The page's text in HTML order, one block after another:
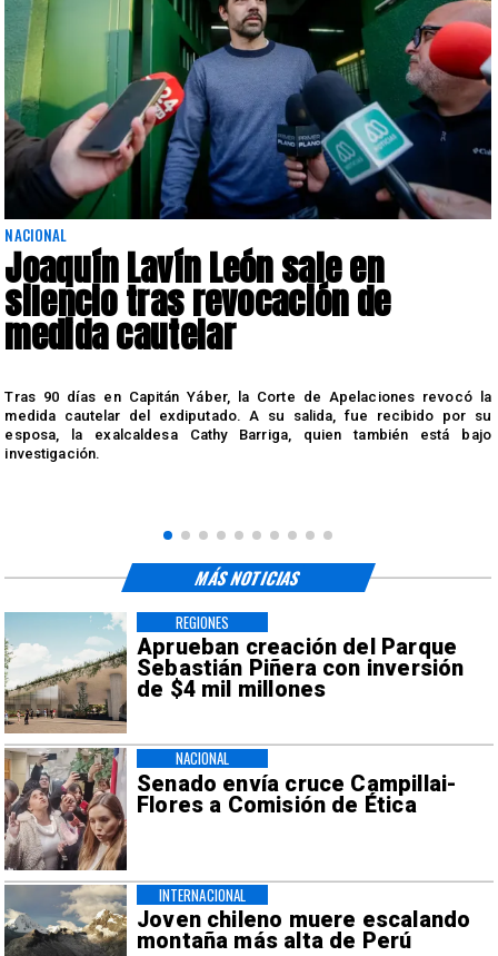
NACIONAL
Joaquín Lavín León sale en
silencio tras revocación de
medida cautelar
Tras 90 días en Capitán Yáber, la Corte de Apelaciones revocó la
medida cautelar del exdiputado. A su salida, fue recibido por su
esposa, la exalcaldesa Cathy Barriga, quien también está bajo
investigación.
Aprueban creación del Parque
Sebastián Piñera con inversión
de $4 mil millones
REGIONES
Senado envía cruce Campillai-
Flores a Comisión de Ética
NACIONAL
Joven chileno muere escalando
montaña más alta de Perú
INTERNACIONAL
MÁS NOTICIAS